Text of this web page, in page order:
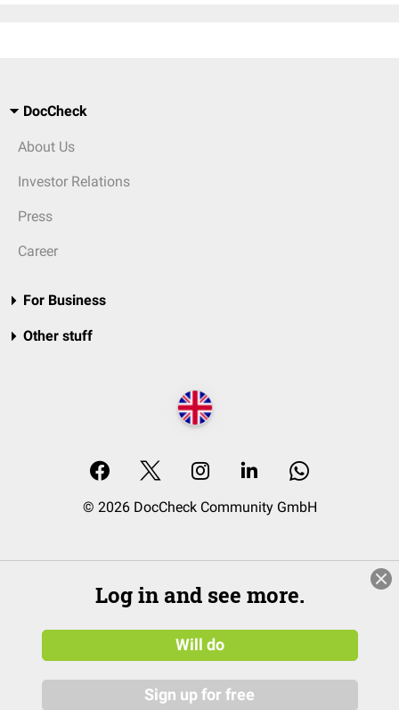
DocCheck
About Us
Investor Relations
Press
Career
For Business
Other stuff
© 2026 DocCheck Community GmbH
Log in and see more.
Will do
Sign up for free